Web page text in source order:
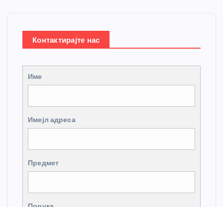
Контактирајте нас
Име
Имејл адреса
Предмет